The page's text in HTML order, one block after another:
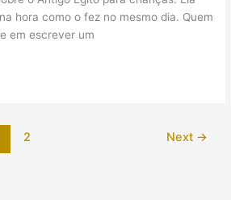
hora como o fez no mesmo dia. Quem
em escrever um
2 Next →